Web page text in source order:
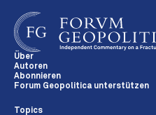
Über
Autoren
Abonnieren
Forum Geopolitica unterstützen
Topics